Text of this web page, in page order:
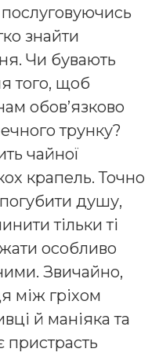
знайти
Чи бувають
того, щоб
обов’язково
трунку?
чайної
крапель. Точно
душу,
тільки ті
особливо
Звичайно,
між гріхом
й маніяка та
пристрасть